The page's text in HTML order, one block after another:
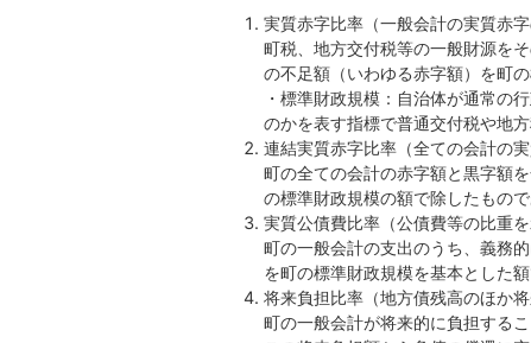
実質赤字比率（一般会計の実質赤字
町税、地方交付税等の一般財源を
の不足額（いわゆる赤字額）を町
・標準財政規模：自治体が通常の
のかを表す指標で普通交付税や地
連結実質赤字比率（全ての会計の実
町の全ての会計の赤字額と黒字額
の標準財政規模の額で除したもので
実質公債費比率（公債費等の比重を
町の一般会計の支出のうち、義務
を町の標準財政規模を基本とした
将来負担比率（地方債残高のほか
町の一般会計が将来的に負担する